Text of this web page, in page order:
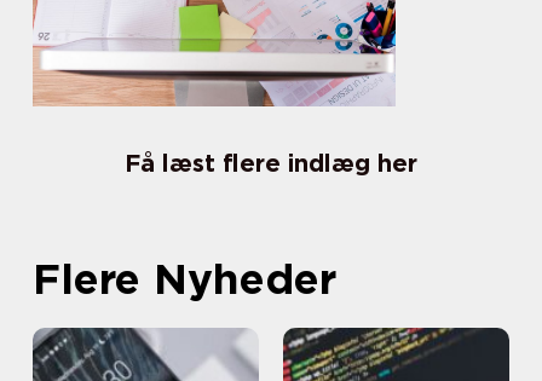
Få læst flere indlæg her
Flere Nyheder